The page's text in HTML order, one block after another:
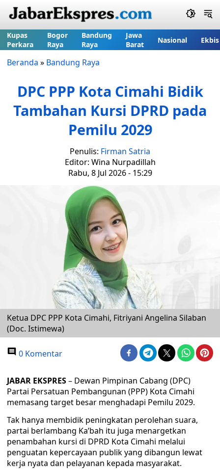
Kupas
Perkara
Bogor
Raya
Bandung
Raya
Jawa
Barat
Nasional Ekbis
Beranda » Bandung Raya
DPC PPP Kota Cimahi Bidik
Tambahan Kursi DPRD pada
Pemilu 2029
Penulis: Firman Satria
Editor: Wina Nurpadillah
Rabu, 8 Jul 2026 - 15:29
Ketua DPC PPP Kota Cimahi, Fitriyani Angelina Silaban
(Doc. Istimewa)
0 Komentar
JABAR EKSPRES– Dewan Pimpinan Cabang (DPC)
Partai Persatuan Pembangunan (PPP) Kota Cimahi
memasang target besar menghadapi Pemilu 2029.
Tak hanya membidik peningkatan perolehan suara,
partai berlambang Ka’bah itu juga menargetkan
penambahan kursi di DPRD Kota Cimahi melalui
penguatan kepercayaan publik yang dibangun lewat
kerja nyata dan pelayanan kepada masyarakat.